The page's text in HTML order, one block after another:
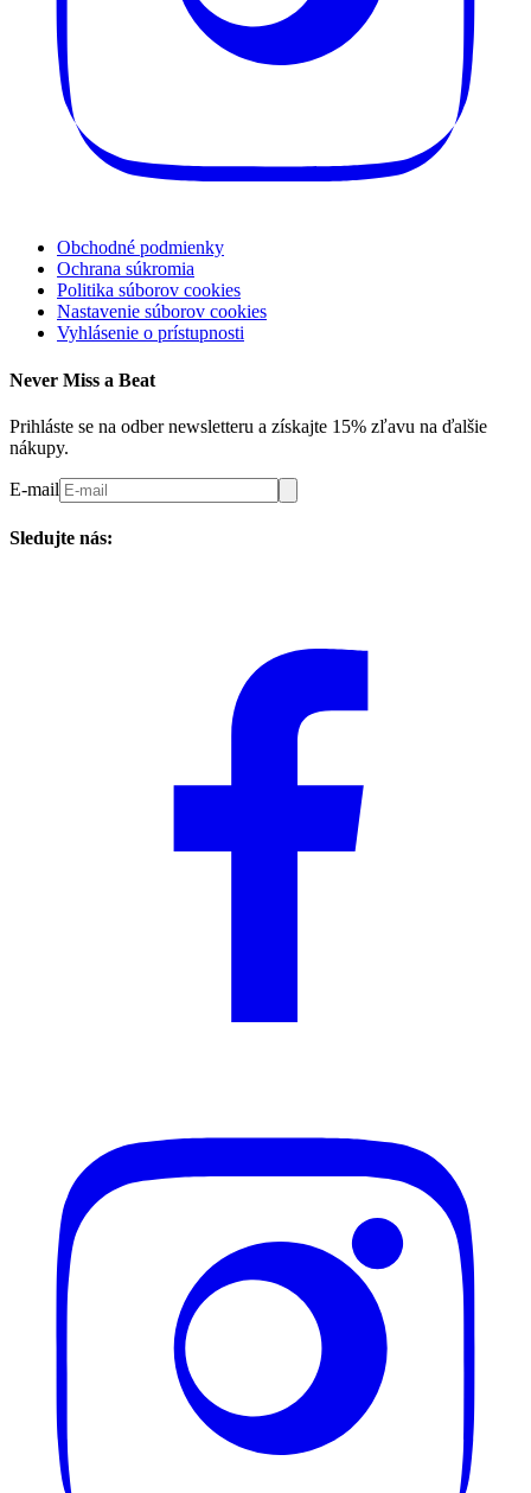
Obchodné podmienky
Ochrana súkromia
Politika súborov cookies
Nastavenie súborov cookies
Vyhlásenie o prístupnosti
Never Miss a Beat
Prihláste se na odber newsletteru a získajte 15% zľavu na ďalšie
nákupy.
E-mail
Sledujte nás: